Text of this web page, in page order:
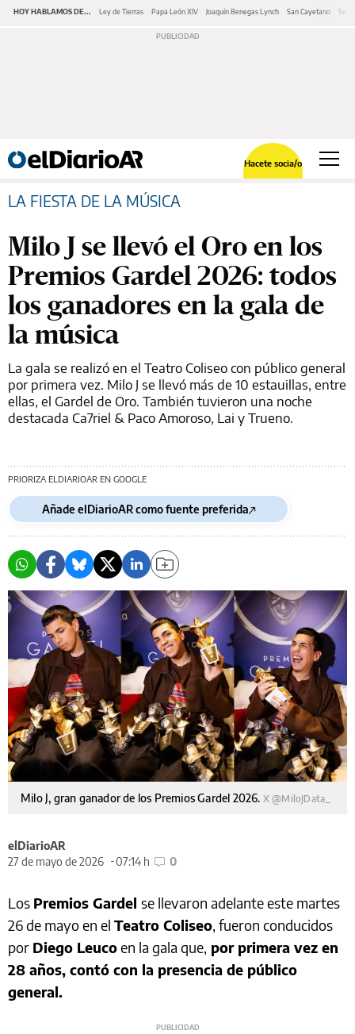
HOY HABLAMOS DE... Ley de Tierras Papa León XIV Joaquín Benegas Lynch San Cayetano
Hacete socia/o
LA FIESTA DE LA MÚSICA
Milo J se llevó el Oro en los
Premios Gardel 2026: todos
los ganadores en la gala de
la música
La gala se realizó en el Teatro Coliseo con público general
por primera vez. Milo J se llevó más de 10 estauillas, entre
ellas, el Gardel de Oro. También tuvieron una noche
destacada Ca7riel & Paco Amoroso, Lai y Trueno.
PRIORIZA ELDIARIOAR EN GOOGLE
Añade elDiarioAR como fuente preferida
Milo J, gran ganador de los Premios Gardel 2026. X @MiloJData_
elDiarioAR
27 de mayo de 2026
07:14 h 0
Los Premios Gardel se llevaron adelante este martes
26 de mayo en el Teatro Coliseo, fueron conducidos
por Diego Leucoen la gala que, por primera vez en
28 años, contó con la presencia de público
general.